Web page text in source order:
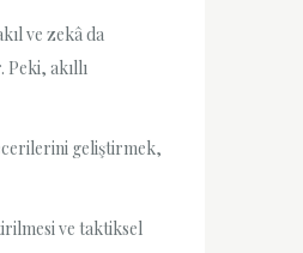
ve zekâ da
akıllı
geliştirmek,
ve taktiksel